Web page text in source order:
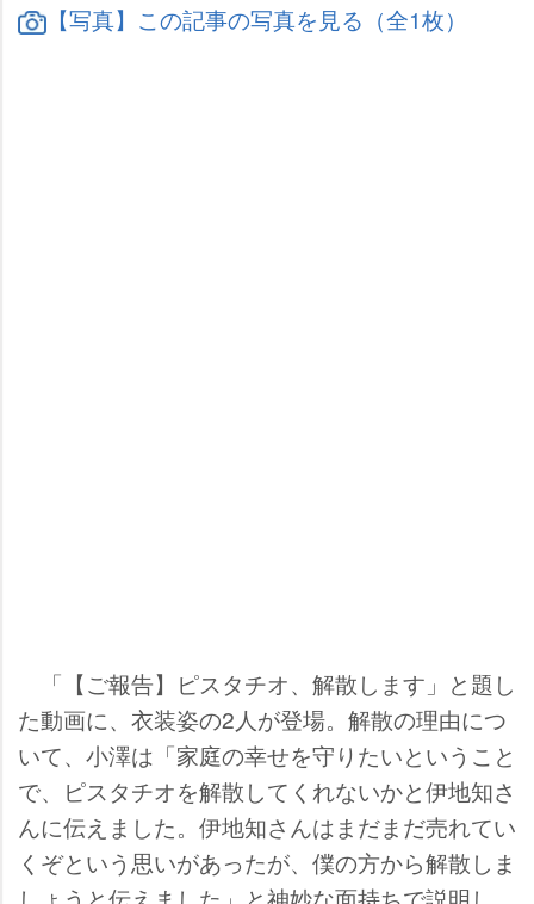
【写真】この記事の写真を見る（全1枚）
「【ご報告】ピスタチオ、解散します」と題し
た動画に、衣装姿の2人が登場。解散の理由につ
いて、小澤は「家庭の幸せを守りたいということ
で、ピスタチオを解散してくれないかと伊地知さ
んに伝えました。伊地知さんはまだまだ売れてい
くぞという思いがあったが、僕の方から解散しま
しょうと伝えました」と神妙な面持ちで説明し